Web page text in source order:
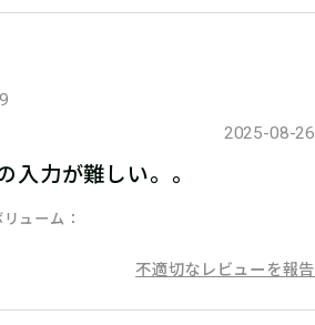
2025-08-26
入力が難しい。。
リューム
不適切なレビューを報告